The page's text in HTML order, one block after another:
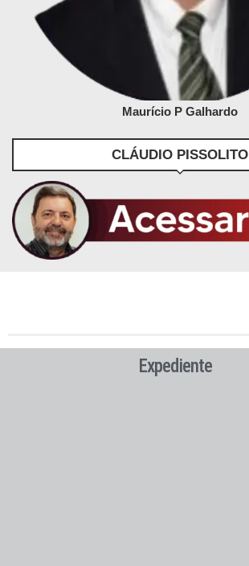
Maurício P Galhardo
CLÁUDIO PISSOLITO
Expediente